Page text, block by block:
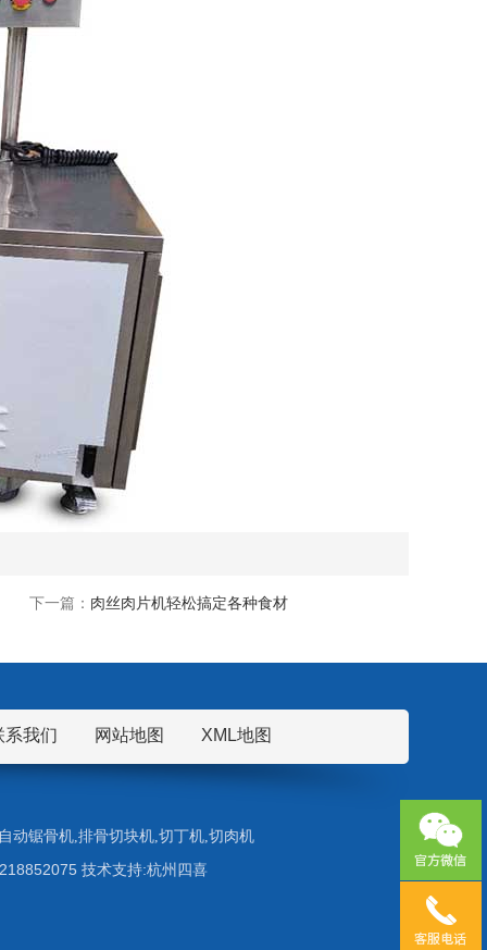
下一篇： 肉丝肉片机轻松搞定各种食材
系我们 网站地图 XML地图
动锯骨机,排骨切块机,切丁机,切肉机
技术支持:杭州四喜